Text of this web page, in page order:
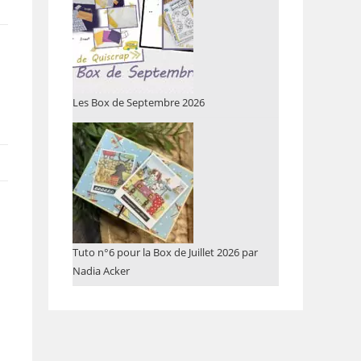
Les Box de Septembre 2026
Tuto n°6 pour la Box de Juillet 2026 par
Nadia Acker